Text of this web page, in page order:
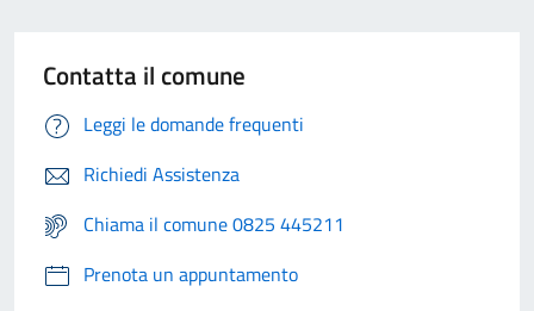
Contatta il comune
Leggi le domande frequenti
Richiedi Assistenza
Chiama il comune 0825 445211
Prenota un appuntamento